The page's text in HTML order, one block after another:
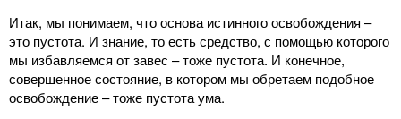
Итак, мы понимаем, что основа истинного освобождения –
это пустота. И знание, то есть средство, с помощью которого
мы избавляемся от завес – тоже пустота. И конечное,
совершенное состояние, в котором мы обретаем подобное
освобождение – тоже пустота ума.